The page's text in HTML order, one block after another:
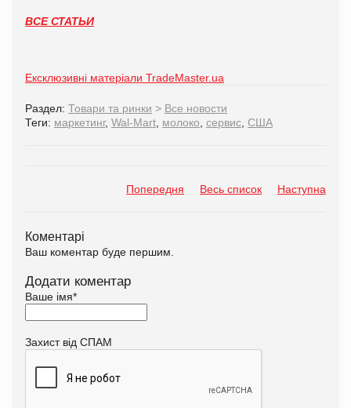
ВСЕ СТАТЬИ
Ексклюзивні матеріали TradeMaster.ua
Раздел: Товари та ринки > Все новости
Теги: маркетинг, Wal-Mart молоко сервис США
Попередня Весь список Наступна
Коментарі
Ваш коментар буде першим.
Додати коментар
Ваше імя*
Захист від СПАМ